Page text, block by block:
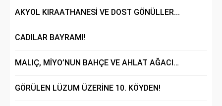
AKYOL KIRAATHANESİ VE DOST GÖNÜLLER...
CADILAR BAYRAMI!
MALIÇ, MİYO’NUN BAHÇE VE AHLAT AĞACI…
GÖRÜLEN LÜZUM ÜZERİNE 10. KÖYDEN!